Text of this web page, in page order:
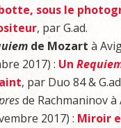
sous le
, par G.ad.
de Mozart à
2017) : Un
, par Duo 84 &
de Rachmaninov
2017) : Miroir